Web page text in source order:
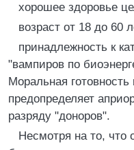
хорошее здоровье
возраст от 18 до 60
принадлежность к
"вампиров по
Моральная
предопределяет
разряду "доноров".
Несмотря на то, что